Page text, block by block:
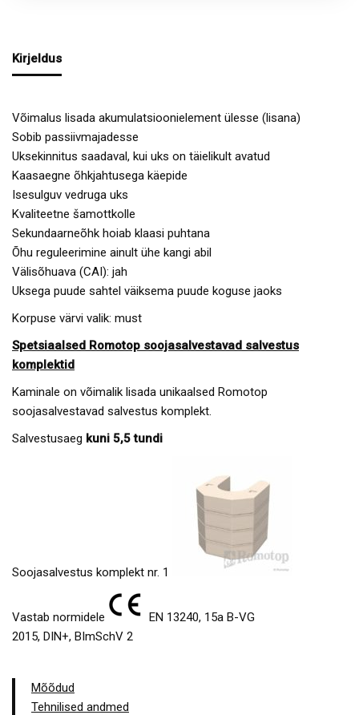
Kirjeldus
Võimalus lisada akumulatsioonielement ülesse (lisana)
Sobib passiivmajadesse
Uksekinnitus saadaval, kui uks on täielikult avatud
Kaasaegne õhkjahtusega käepide
Isesulguv vedruga uks
Kvaliteetne šamottkolle
Sekundaarneõhk hoiab klaasi puhtana
Õhu reguleerimine ainult ühe kangi abil
Välisõhuava (CAI): jah
Uksega puude sahtel väiksema puude koguse jaoks
Korpuse värvi valik: must
Spetsiaalsed Romotop soojasalvestavad salvestus
komplektid
Kaminale on võimalik lisada unikaalsed Romotop
soojasalvestavad salvestus komplekt.
Salvestusaeg kuni 5,5 tundi
Soojasalvestus komplekt nr. 1
Vastab normidele
EN 13240, 15a B-VG
2015, DIN+, BImSchV 2
Mõõdud
Tehnilised andmed